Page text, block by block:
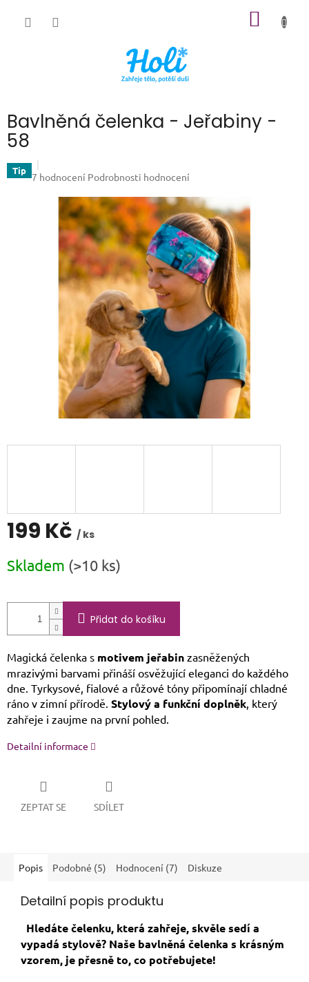
Bavlněná čelenka - Jeřabiny -
58
Tip Průměrné
produktu
hvězdiček.
7 hodnocení Podrobnosti hodnocení
199 Kč / ks
cena:
Skladem (>10 ks)
Přidat do košíku
Magická čelenka s motivem jeřabin zasněžených
mrazivými barvami přináší osvěžující eleganci do každého
dne. Tyrkysové, fialové a růžové tóny připomínají chladné
ráno v zimní přírodě. Stylový a funkční doplněk, který
zahřeje i zaujme na první pohled.
Detailní informace
ZEPTAT SE SDÍLET
Popis Podobné (5) Hodnocení (7) Diskuze
Detailní popis produktu
Hledáte čelenku, která zahřeje, skvěle sedí a
vypadá stylově? Naše bavlněná čelenka s krásným
vzorem, je přesně to, co potřebujete!